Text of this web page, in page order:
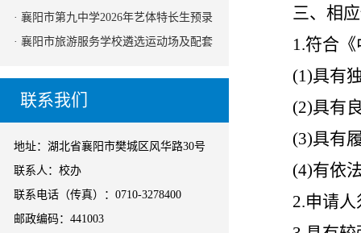
· 襄阳市第九中学2026年艺体特长生预录
取名单公示
· 襄阳市旅游服务学校遴选运动场及配套
（二次）
联系我们
地址：湖北省襄阳市樊城区风华路30号
联系人：校办
联系电话（传真）：0710-3278400
邮政编码：441003
三、相
1.符合
(1)具有
(2)具有
(3)具有
(4)有依
2.申请